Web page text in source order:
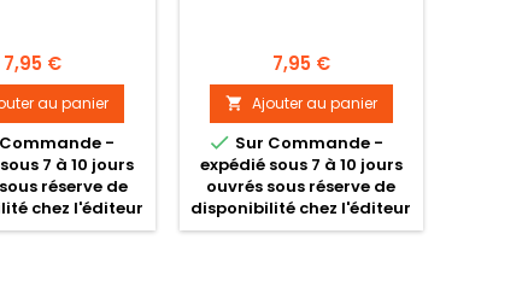
Prix
7,95 €
au panier
-
7 à 10 jours
réserve de
chez l'éditeur
Prix
7,95 €
 Ajouter au panier
 Sur Commande -
expédié sous 7 à 10 jours
ouvrés sous réserve de
disponibilité chez l'éditeur